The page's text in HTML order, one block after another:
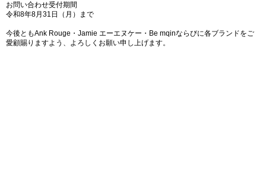
お問い合わせ受付期間
令和8年8月31日（月）まで
今後ともAnk Rouge・Jamie エーエヌケー・Be mqinならびに各ブランドをご
愛顧賜りますよう、よろしくお願い申し上げます。